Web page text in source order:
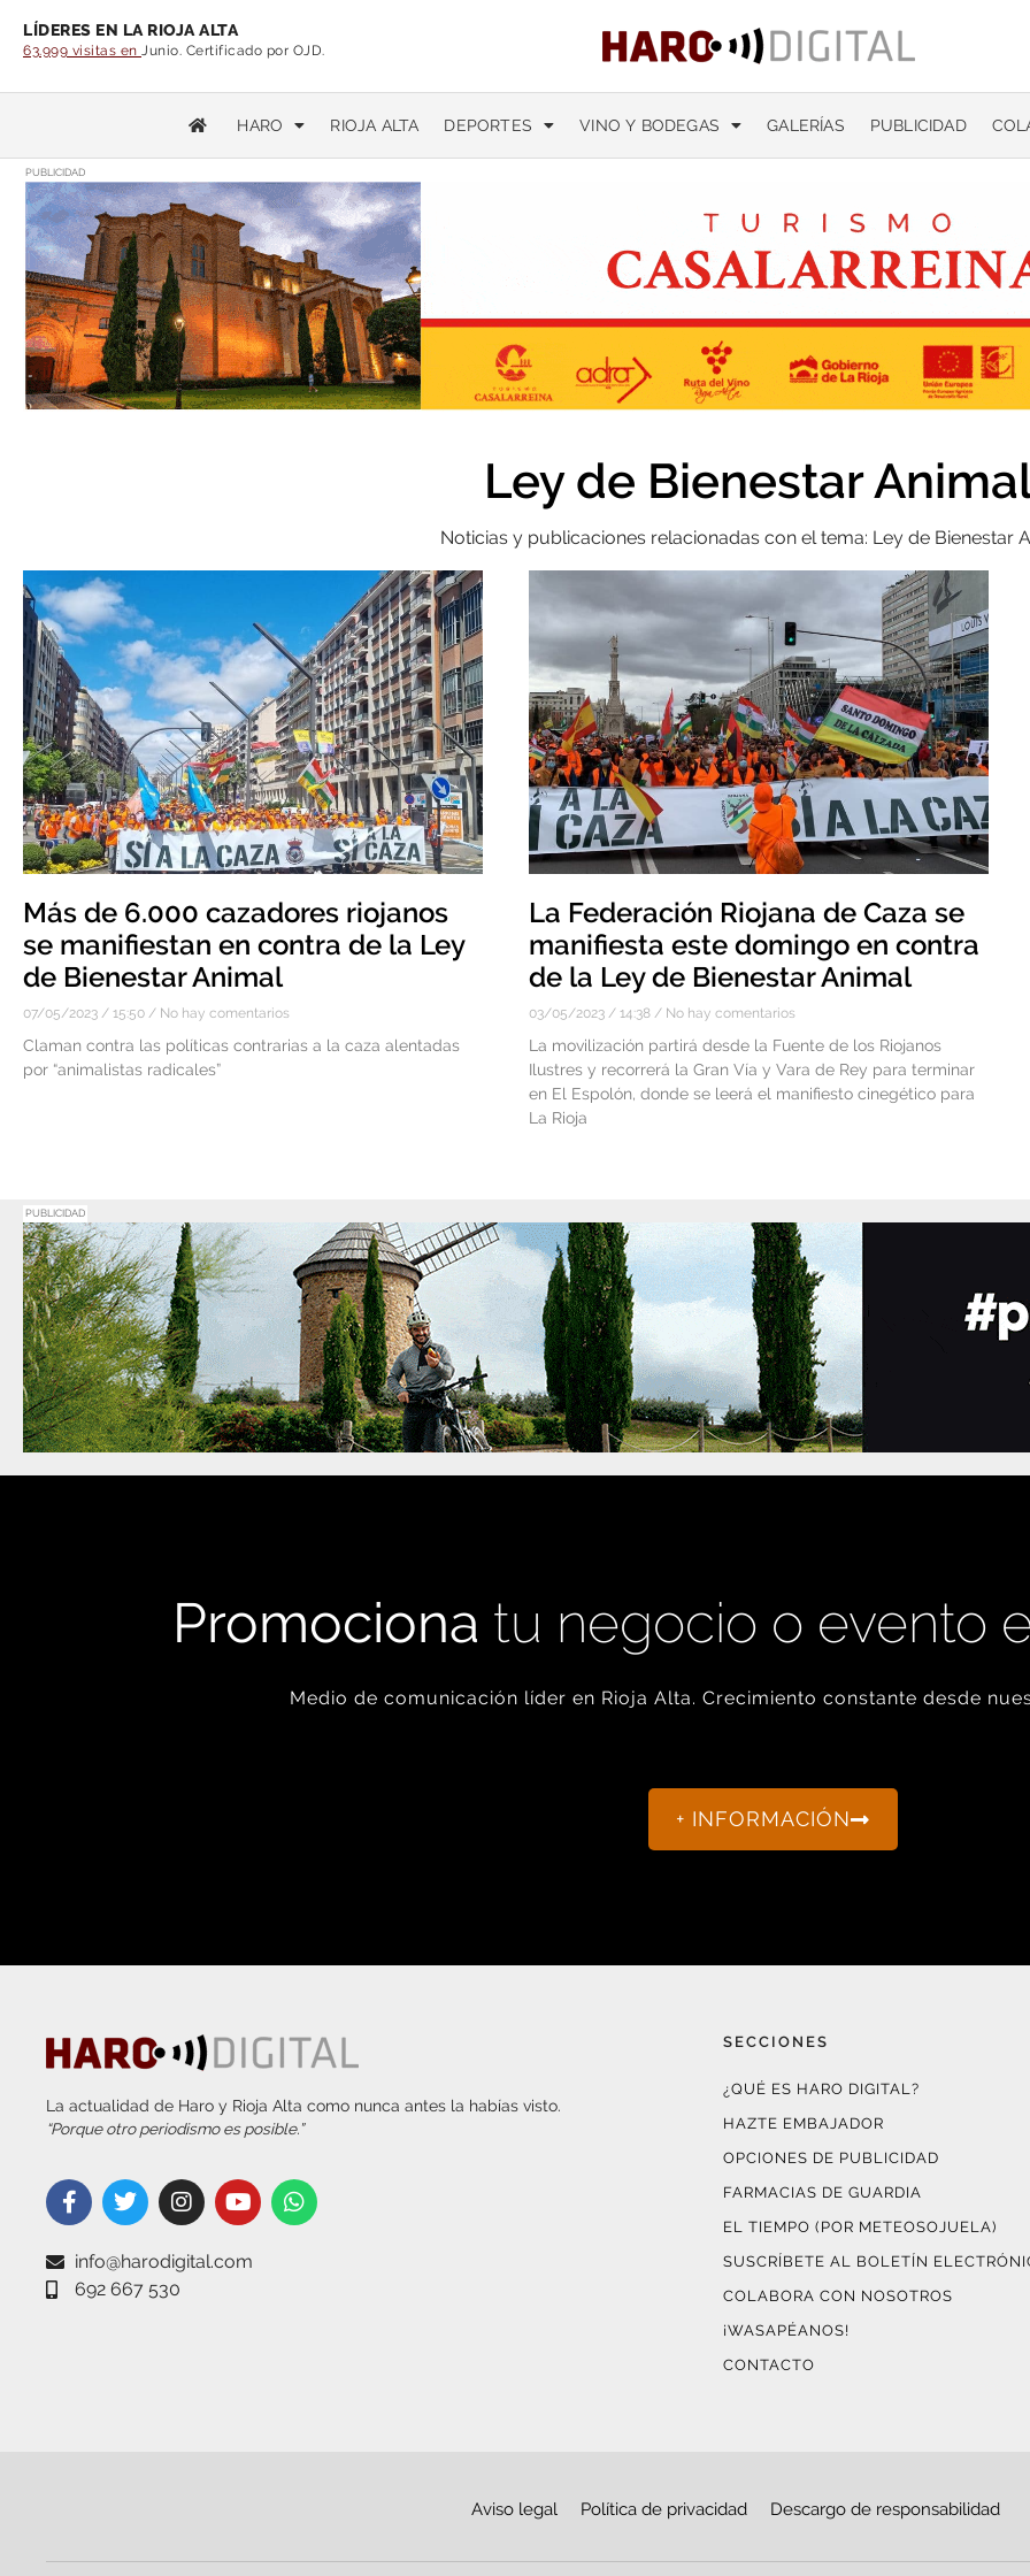
LÍDERES EN LA RIOJA ALTA
63.999 visitas en Junio. Certificado por OJD.
HARO RIOJA ALTA DEPORTES VINO Y BODEGAS GALERÍAS PUBLICIDAD
PUBLICIDAD
Ley de Bienestar
Noticias y publicaciones relacionadas con el tema: Ley de Bienestar
Más de 6.000 cazadores riojanos
se manifiestan en contra de la Ley
de Bienestar Animal
07/05/2023 15:50 No hay comentarios
Claman contra las políticas contrarias a la caza alentadas
por “animalistas radicales”
La Federación Riojana de Caza se
manifiesta este domingo en contra
de la Ley de Bienestar Animal
03/05/2023 14:38 No hay comentarios
La movilización partirá desde la Fuente de los Riojanos
Ilustres y recorrerá la Gran Vía y Vara de Rey para terminar
en El Espolón, donde se leerá el manifiesto cinegético para
La Rioja
PUBLICIDAD
Promociona tu negocio o evento
Medio de comunicación líder en Rioja Alta. Crecimiento constante desde
+ INFORMACIÓN
La actualidad de Haro y Rioja Alta como nunca antes la habías visto.
“Porque otro periodismo es posible.”
info@harodigital.com
692 667 530
SECCIONES
¿QUÉ ES HARO DIGITAL?
HAZTE EMBAJADOR
OPCIONES DE PUBLICIDAD
FARMACIAS DE GUARDIA
EL TIEMPO (POR METEOSOJUELA)
SUSCRÍBETE AL BOLETÍN
COLABORA CON NOSOTROS
¡WASAPÉANOS!
CONTACTO
Aviso legal Política de privacidad Descargo de responsabilidad